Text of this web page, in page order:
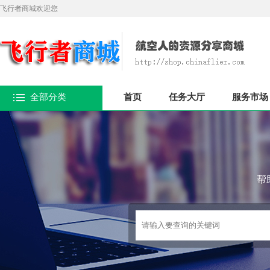
飞行者商城欢迎您
全部分类 首页 任务大厅 服务市场
帮